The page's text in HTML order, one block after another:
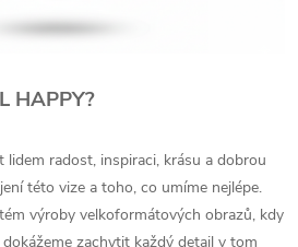
HAPPY?
lidem radost, inspiraci, krásu a dobrou
této vize a toho, co umíme nejlépe.
výroby velkoformátových obrazů, kdy
zachytit každý detail v tom